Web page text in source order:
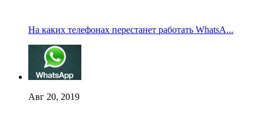
На каких телефонах перестанет работать WhatsA...
Авг 20, 2019